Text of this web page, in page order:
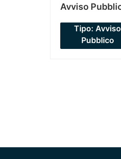
Avviso
Tipo: Avviso
Pubblico